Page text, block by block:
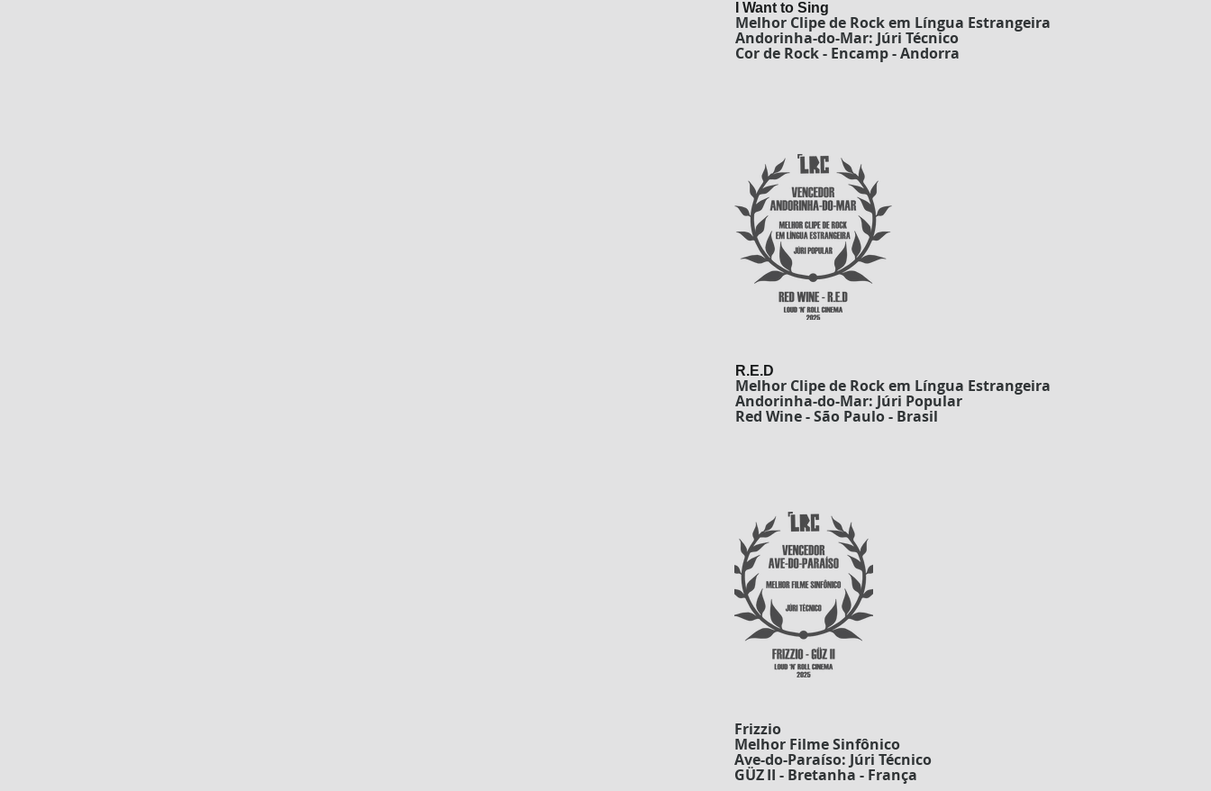
I Want to Sing
Melhor Clipe de Rock em Língua Estrangeira
Andorinha-do-Mar: Júri Técnico
Cor de Rock - Encamp - Andorra
R.E.D
Melhor Clipe de Rock em Língua Estrangeira
Andorinha-do-Mar: Júri Popular
Red Wine - São Paulo - Brasil
Frizzio
Melhor Filme Sinfônico
Ave-do-Paraíso: Júri Técnico
GÜZ II - Bretanha - França